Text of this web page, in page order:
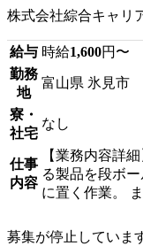
株式会社綜合キャリ
給与 時給1,600円〜
勤務
地
富山県 氷見市
寮・
社宅
なし
仕事
内容
【業務内容詳
る製品を段ボ
に置く作業。
募集が停止していま